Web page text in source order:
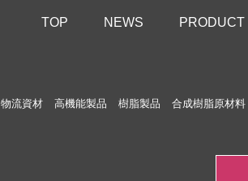
TOP NEWS PRODUCT
物流資材 高機能製品 樹脂製品 合成樹脂原材料